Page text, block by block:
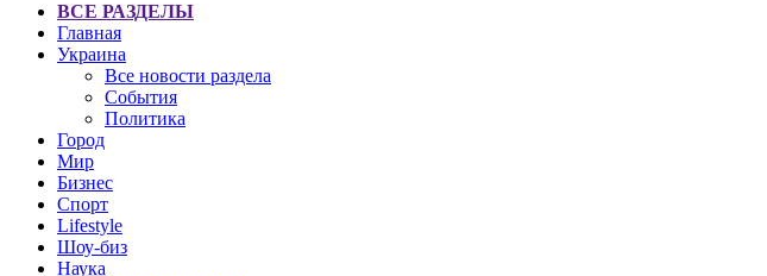
ВСЕ РАЗДЕЛЫ
Главная
Украина
Все новости раздела
События
Политика
Город
Мир
Бизнес
Спорт
Lifestyle
Шоу-биз
Наука